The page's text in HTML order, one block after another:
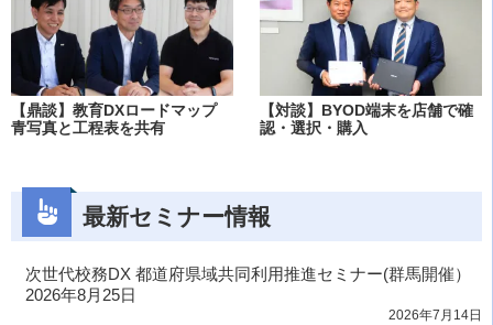
【鼎談】教育DXロードマップ
青写真と工程表を共有
【対談】BYOD端末を店舗で確
認・選択・購入
最新セミナー情報
次世代校務DX 都道府県域共同利用推進セミナー(群馬開催）
2026年8月25日
2026年7月14日